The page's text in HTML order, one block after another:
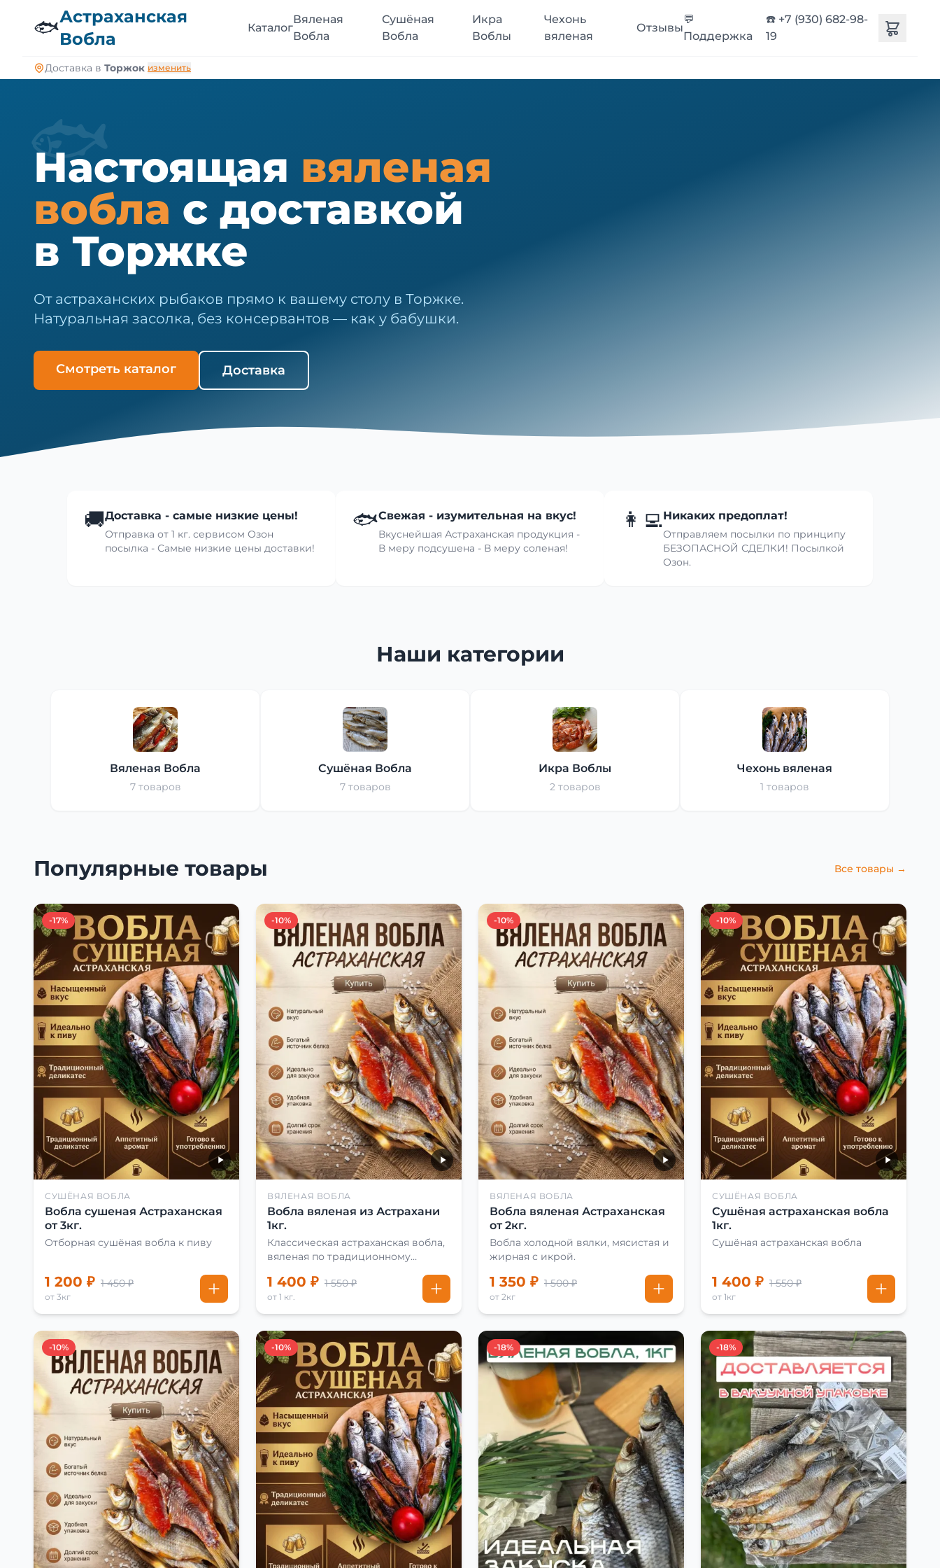
🐟Астраханская
Вобла
Каталог
Вяленая
Вобла
Сушёная
Вобла
Икра
Воблы
Чехонь
вяленая
Отзывы
💬
Поддержка
☎️ +7 (930) 682-98-
19
Доставка в Торжок изменить
🐟
Настоящая вяленая
вобла с доставкой
в Торжке
От астраханских рыбаков прямо к вашему столу в Торжке.
Натуральная засолка, без консервантов — как у бабушки.
Смотреть каталог Доставка
🚚Доставка - самые низкие цены!
Отправка от 1 кг. сервисом Озон
посылка - Самые низкие цены доставки!
🐟Свежая - изумительная на вкус!
Вкуснейшая Астраханская продукция -
В меру подсушена - В меру соленая!
👩‍💻Никаких предоплат!
Отправляем посылки по принципу
БЕЗОПАСНОЙ СДЕЛКИ! Посылкой
Озон.
Наши категории
Вяленая Вобла
7 товаров
Сушёная Вобла
7 товаров
Икра Воблы
2 товаров
Чехонь вяленая
1 товаров
Популярные товары Все товары →
-17%
СУШЁНАЯ ВОБЛА
Вобла сушеная Астраханская
от 3кг.
Отборная сушёная вобла к пиву
1 200 ₽ 1 450 ₽
от 3кг
-10%
ВЯЛЕНАЯ ВОБЛА
Вобла вяленая из Астрахани
1кг.
Классическая астраханская вобла,
вяленая по традиционному
1 400 ₽ 1 550 ₽
от 1 кг.
-10%
ВЯЛЕНАЯ ВОБЛА
Вобла вяленая Астраханская
от 2кг.
Вобла холодной вялки, мясистая и
жирная с икрой.
1 350 ₽ 1 500 ₽
от 2кг
-10%
СУШЁНАЯ ВОБЛА
Сушёная астраханская вобла
1кг.
Сушёная астраханская вобла
1 400 ₽ 1 550 ₽
от 1кг
-10% -10% -18% -18%